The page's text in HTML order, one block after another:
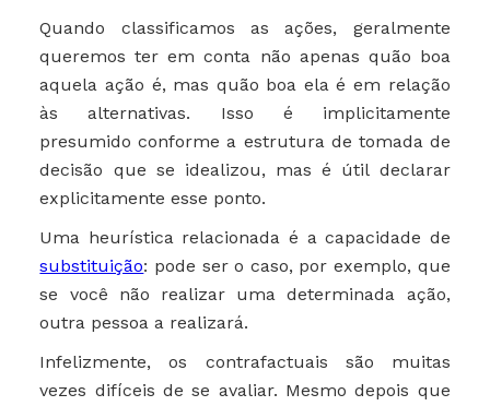
Quando classificamos as ações, geralmente
queremos ter em conta não apenas quão boa
aquela ação é, mas quão boa ela é em relação
às alternativas. Isso é implicitamente
presumido conforme a estrutura de tomada de
decisão que se idealizou, mas é útil declarar
explicitamente esse ponto.
Uma heurística relacionada é a capacidade de
substituição: pode ser o caso, por exemplo, que
se você não realizar uma determinada ação,
outra pessoa a realizará.
Infelizmente, os contrafactuais são muitas
vezes difíceis de se avaliar. Mesmo depois que